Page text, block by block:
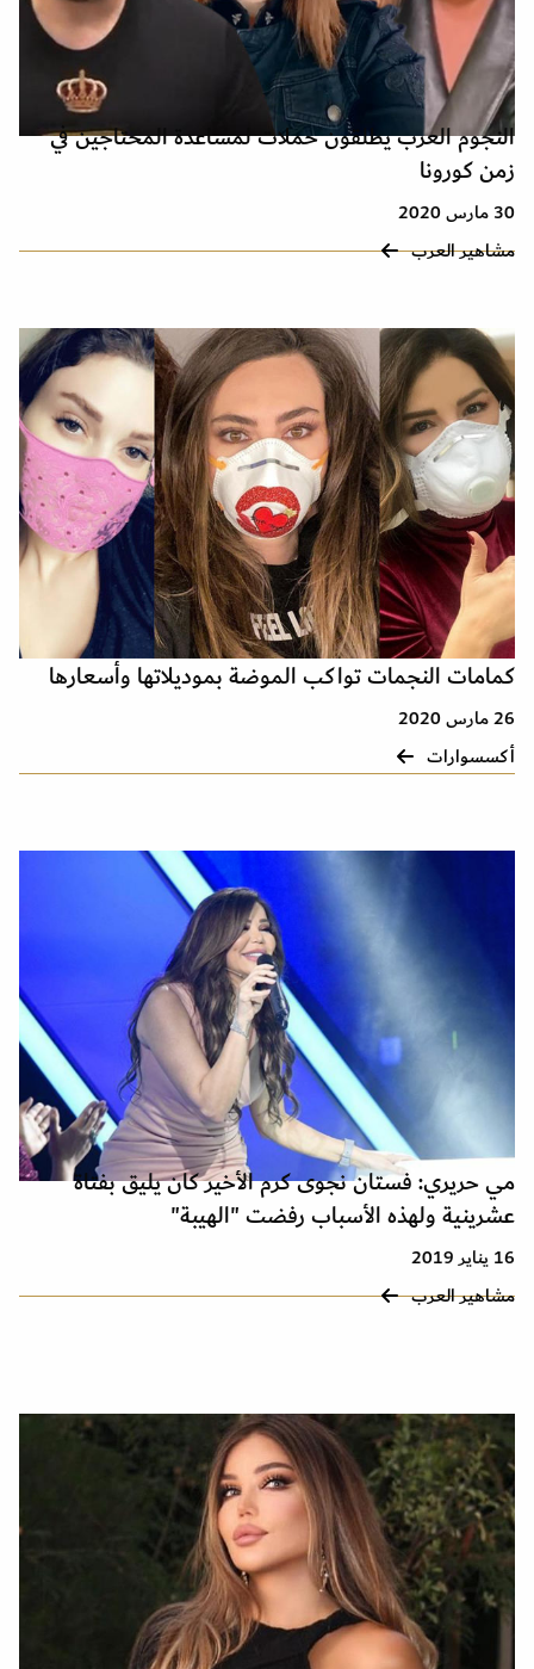
النجوم العرب يطلقون حملات لمساعدة المحتاجين في
زمن كورونا
30 مارس 2020
مشاهير العرب
كمامات النجمات تواكب الموضة بموديلاتها وأسعارها
26 مارس 2020
أكسسوارات
مي حريري: فستان نجوى كرم الأخير كان يليق بفتاة
عشرينية ولهذه الأسباب رفضت "الهيبة"
16 يناير 2019
مشاهير العرب